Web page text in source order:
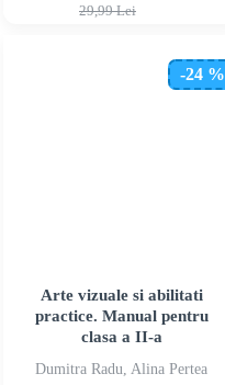
29,99 Lei
-24 %
Dumitra Radu, Alina Pertea
Arte vizuale si abilitati
practice. Manual pentru
clasa a II-a